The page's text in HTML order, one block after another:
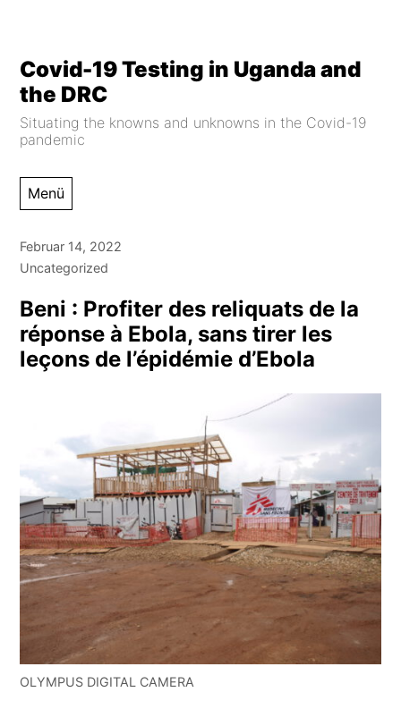
Zum
Inhalt
springen
Covid-19 Testing in Uganda and
the DRC
Situating the knowns and unknowns in the Covid-19
pandemic
Menü
Februar 14, 2022
Uncategorized
Beni : Profiter des reliquats de la
réponse à Ebola, sans tirer les
leçons de l’épidémie d’Ebola
OLYMPUS DIGITAL CAMERA